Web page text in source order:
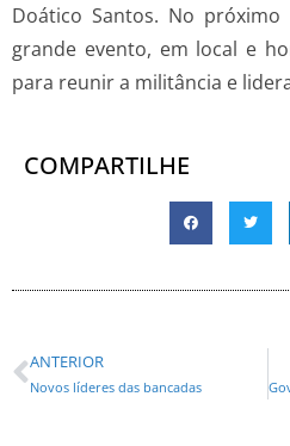
Doático Santos. No
grande evento, em local e
para reunir a militância e
COMPARTILHE
ANTERIOR
Novos líderes das bancadas